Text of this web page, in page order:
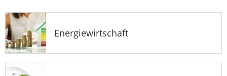
Energiewirtschaft